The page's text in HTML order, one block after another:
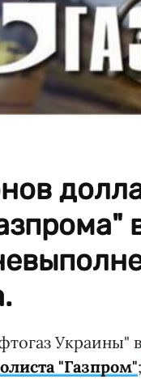
Украины" в
"Газпром"